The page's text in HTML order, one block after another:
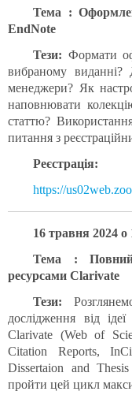
Тема :
EndNote
Тези: Формати
вибраному
менеджери? Як
наповнювати
статтю?
питання з
Реєстрація:
https://
16 травня 2024 о
Тема : Повний
ресурсами Clarivate
Тези:
дослідження від
Clarivate (Web of
Citation Reports,
Dissertaion and
пройти цей цикл